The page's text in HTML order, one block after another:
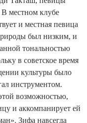
местном клубе
и местная певица
был низким, и
тональностью
в советское время
культуры было
инструментом.
возможностью,
и аккомпанирует ей
Зифа навсегда